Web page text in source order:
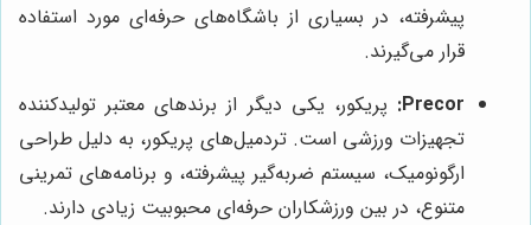
پیشرفته، در بسیاری از باشگاه‌های حرفه‌ای مورد استفاده
قرار می‌گیرند.
Precor: پریکور، یکی دیگر از برندهای معتبر تولیدکننده
تجهیزات ورزشی است. تردمیل‌های پریکور، به دلیل طراحی
ارگونومیک، سیستم ضربه‌گیر پیشرفته، و برنامه‌های تمرینی
متنوع، در بین ورزشکاران حرفه‌ای محبوبیت زیادی دارند.